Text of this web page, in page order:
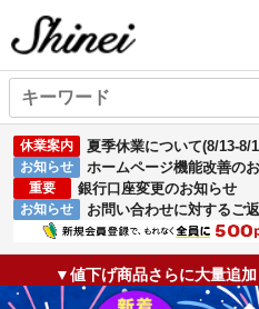
休業案内 夏季休業について(8/13-8/
お知らせ ホームページ機能改善の
重要 銀行口座変更のお知らせ
お知らせ お問い合わせに対するご
▼値下げ商品さらに大量追